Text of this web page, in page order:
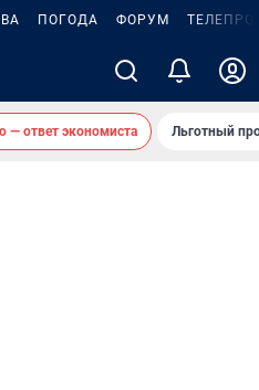
ПОГОДА ФОРУМ
— ответ экономиста Льготный